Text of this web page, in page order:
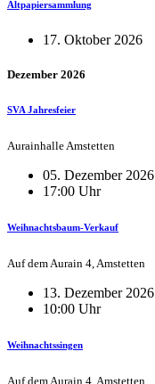
Altpapiersammlung
17. Oktober 2026
Dezember 2026
SVA Jahresfeier
Aurainhalle Amstetten
05. Dezember 2026
17:00 Uhr
Weihnachtsbaum-Verkauf
Auf dem Aurain 4, Amstetten
13. Dezember 2026
10:00 Uhr
Weihnachtssingen
Auf dem Aurain 4, Amstetten